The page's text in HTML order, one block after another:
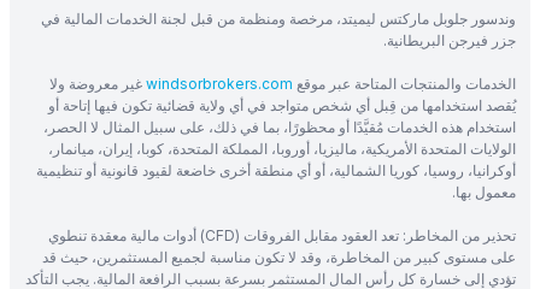
وندسور جلوبل ماركتس ليميتد، مرخصة ومنظمة من قبل لجنة الخدمات المالية في
جزر فيرجن البريطانية.
الخدمات والمنتجات المتاحة عبر موقع windsorbrokers.com غير معروضة ولا
يُقصد استخدامها من قِبل أي شخص متواجد في أي ولاية قضائية تكون فيها إتاحة أو
استخدام هذه الخدمات مُقيَّدًا أو محظورًا، بما في ذلك، على سبيل المثال لا الحصر،
الولايات المتحدة الأمريكية، ماليزيا، أوروبا، المملكة المتحدة، كوبا، إيران، ميانمار،
أوكرانيا، روسيا، كوريا الشمالية، أو أي منطقة أخرى خاضعة لقيود قانونية أو تنظيمية
معمول بها.
تحذير من المخاطر: تعد العقود مقابل الفروقات (CFD) أدوات مالية معقدة تنطوي
على مستوى كبير من المخاطرة، وقد لا تكون مناسبة لجميع المستثمرين، حيث قد
تؤدي إلى خسارة كل رأس المال المستثمر بسرعة بسبب الرافعة المالية. يجب التأكد